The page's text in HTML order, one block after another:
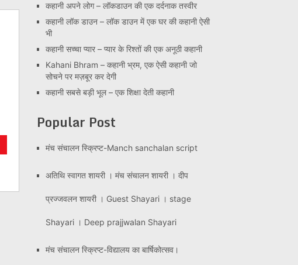
कहानी अपने लोग – लॉकडाउन की एक दर्दनाक तस्वीर
कहानी लॉक डाउन – लॉक डाउन में एक घर की कहानी ऐसी
भी
कहानी सच्चा प्यार – प्यार के रिश्तों की एक अनूठी कहानी
Kahani Bhram – कहानी भ्रम, एक ऐसी कहानी जो
सोचने पर मज़बूर कर देगी
कहानी सबसे बड़ी भूल – एक शिक्षा देती कहानी
Popular Post
मंच संचालन स्क्रिप्ट-Manch sanchalan script
अतिथि स्वागत शायरी । मंच संचालन शायरी । दीप
प्रज्जवलन शायरी । Guest Shayari । stage
Shayari । Deep prajjwalan Shayari
मंच संचालन स्क्रिप्ट-विद्यालय का बार्षिकोत्सव।